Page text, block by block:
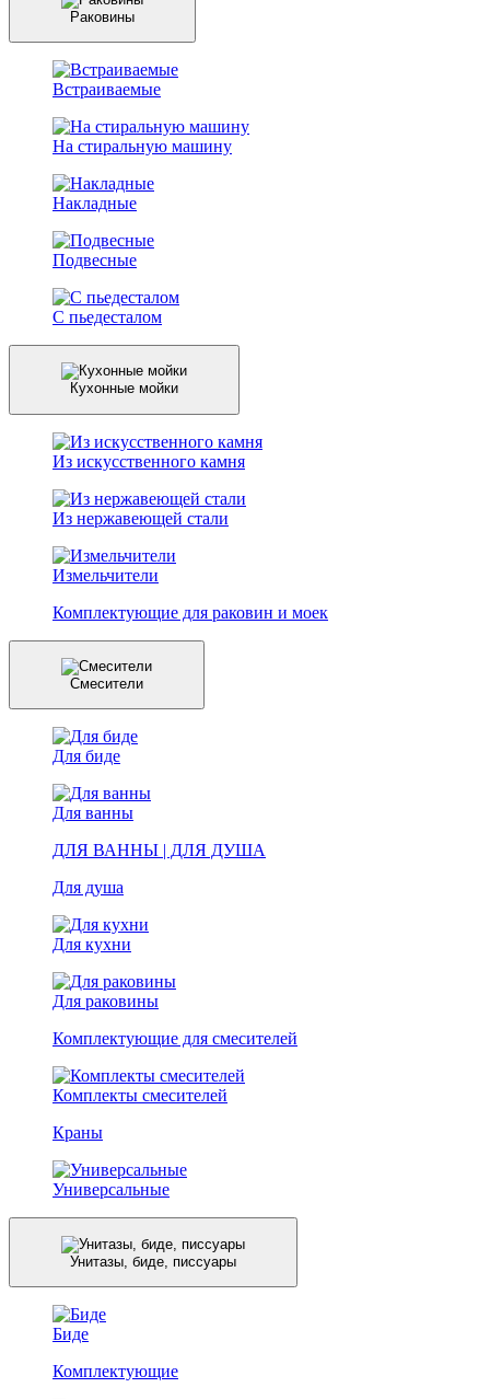
Раковины
Встраиваемые
На стиральную машину
Накладные
Подвесные
С пьедесталом
Кухонные мойки
Из искусственного камня
Из нержавеющей стали
Измельчители
Комплектующие для раковин и моек
Смесители
Для биде
Для ванны
ДЛЯ ВАННЫ | ДЛЯ ДУША
Для душа
Для кухни
Для раковины
Комплектующие для смесителей
Комплекты смесителей
Краны
Универсальные
Унитазы, биде, писсуары
Биде
Комплектующие